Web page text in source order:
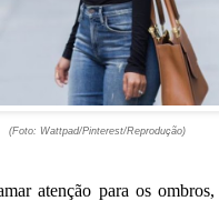
(Foto: Wattpad/Pinterest/Reprodução)
atenção para os